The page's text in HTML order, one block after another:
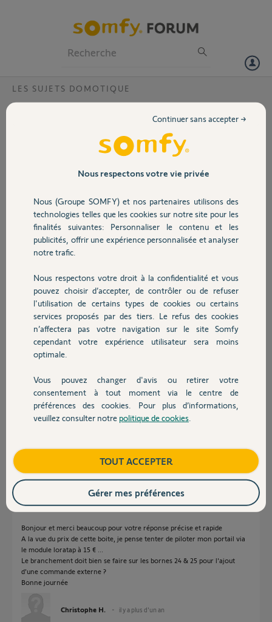
Volet
Sécurité
Domotique
Chauffage
Autres produits
Devis avec un pro
Contact
LES SUJETS DOMOTIQUE
Kit de Connectivité et AX24NS
Je cherche a connecté mon AX24NS (a priori avec moteurs Axovia
Multi-pro) avec l'application TAhoma et le kit de connectivité.
L'application parle d'un bouton "prog", mais cela n'existe pas dans le
Vous remerciant par avance
Bonnes fêtes
Merci,
il y a plus d'un an
Participer au fil de discussion
Réponses
Cette armoire n'est pas compatible à la domotique.
Vous auriez pu l'affecter à Tahoma mais pas au kit via le récepteur
2400556.
En natif cette AX24 n'est pas compatible à Tahoma et au kit connect.
Charly il y a plus d'un an
Bonjour et merci beaucoup pour votre réponse précise et rapide
A la vue du prix de cette boite, je pense tenter de piloter mon portail via
le module loratap à 15 € ...
Le branchement doit bien se faire sur les bornes 24 & 25 pour l'ajout
d'une commande externe ?
Bonne journée
Christophe H. il y a plus d'un an
Nous respectons votre vie privée
Nous (Groupe SOMFY) et nos partenaires utilisons des
technologies telles que les cookies sur notre site pour les
finalités suivantes: Personnaliser le contenu et les
publicités, offrir une expérience personnalisée et analyser
notre trafic.
Nous respectons votre droit à la confidentialité et vous
pouvez choisir d’accepter, de contrôler ou de refuser
l'utilisation de certains types de cookies ou certains
services proposés par des tiers. Le refus des cookies
n’affectera pas votre navigation sur le site Somfy
cependant votre expérience utilisateur sera moins
optimale.
Vous pouvez changer d'avis ou retirer votre
consentement à tout moment via le centre de
préférences des cookies. Pour plus d’informations,
veuillez consulter notre politique de cookies
Continuer sans accepter →
TOUT ACCEPTER
Gérer mes préférences